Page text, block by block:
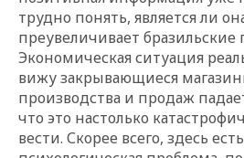
трудно понять, является ли
преувеличивает
Экономическая ситуация
вижу закрывающиеся
производства и продаж
что это настолько
вести. Скорее всего, здесь